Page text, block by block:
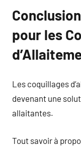
pour les
Les coquillages
devenant une
allaitantes.
Tout savoir à